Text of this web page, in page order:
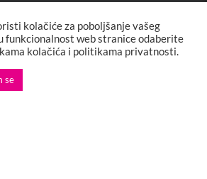
O NAMA
creative. Sva prava zadržana. Developed by:
XStreamThemes
kolačiće za poboljšanje vašeg
funkcionalnost web stranice odaberite
kolačića i politikama privatnosti.
se